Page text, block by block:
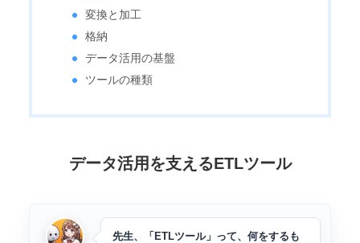
変換と加工
格納
データ活用の基盤
ツールの種類
データ活用を支えるETLツール
先生、「ETLツール」って、何をするも